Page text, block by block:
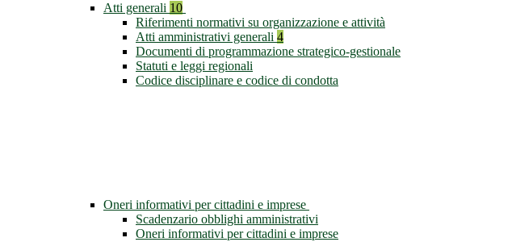
Atti generali 10
Riferimenti normativi su organizzazione e attività
Atti amministrativi generali 4
Documenti di programmazione strategico-gestionale
Statuti e leggi regionali
Codice disciplinare e codice di condotta
Oneri informativi per cittadini e imprese
Scadenzario obblighi amministrativi
Oneri informativi per cittadini e imprese